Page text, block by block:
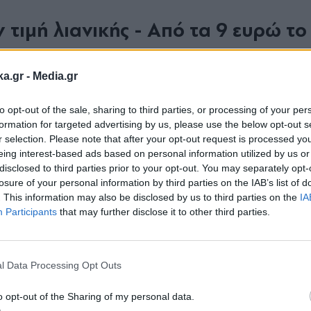
- Media.gr
opt-out of the sale, sharing to third parties, or processing of your
for targeted advertising by us, please use the below opt-out
selection. Please note that after your opt-out request is processed
interest-based ads based on personal information utilized by us
to third parties prior to your opt-out. You may separately
of your personal information by third parties on the IAB’s list of
This information may also be disclosed by us to third parties on the
Participants that may further disclose it to other third parties.
Data Processing Opt Outs
opt-out of the Sharing of my personal data.
τιμή λιανικής - Από τα 9 ευρώ το
καταγράφεται πτωτική και αποτυπώθηκε και
για τον Οκτώβριο.Τον συγκεκριµένο µήνα
ότι πρόκειται για αποθέµατα
το µάζεµα µόλις ξεκίνησε (αγουρέλαιο στη
στα µέσα του Ιανουαρίου.
έχουν ήδη διαµορφωθεί. Σήµερα, οι
κιλό, η Κρήτη πούλησε από 6,7 ευρώ µέχρι
από 7 ευρώ µέχρι 7,5 ευρώ το κιλό.
Οι
περυσινή και περίπου 20% έως 25%
newsletter